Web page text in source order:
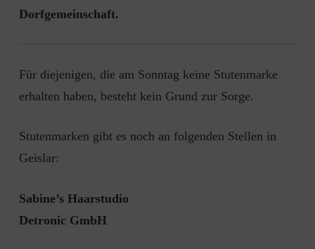
Dorfgemeinschaft.
Für diejenigen, die am Sonntag keine Stutenmarke
erhalten haben, besteht kein Grund zur Sorge.
Stutenmarken gibt es noch an folgenden Stellen in
Geislar:
Sabine’s Haarstudio
Detronic GmbH